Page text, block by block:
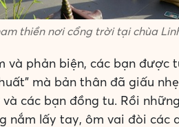
thiền nơi cổng trời tại chùa
phản biện, các bạn được
mà bản thân đã giấu
các bạn đồng tu. Rồi
nắm lấy tay, ôm vai đòi các